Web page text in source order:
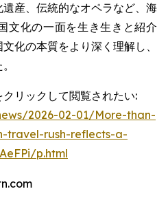
産、伝統的なオペラなど、海
文化の一面を生き生きと紹介
化の本質をより深く理解し、
リックして閲覧されたい:
2026-02-01/More-than-
travel-rush-reflects-a-
p.html